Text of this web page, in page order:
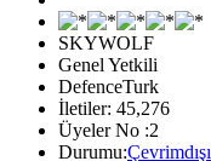
SKYWOLF
Genel Yetkili
DefenceTurk
İletiler: 45,276
Üyeler No :2
Durumu:Çevrimdışı